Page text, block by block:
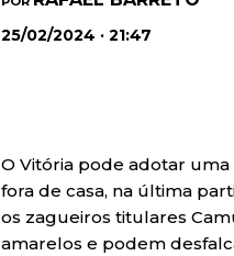
25/02/2024 · 21:47
O Vitória pode adotar
fora de casa, na última
os zagueiros titulares
amarelos e podem